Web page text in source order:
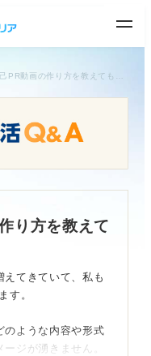
り方を教えて
てきていて、私も
す。
のような内容や形式
ジが湧きません。